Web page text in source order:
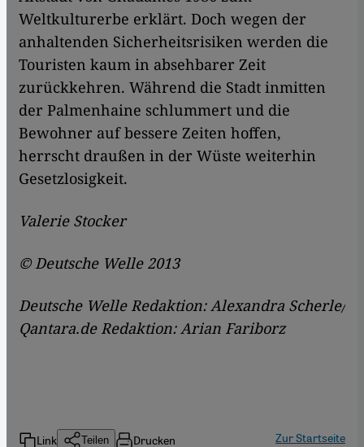
Weltkulturerbe erklärt. Doch wegen der
anhaltenden Sicherheitsrisiken werden die
Touristen kaum in absehbarer Zeit
zurückkehren. Während die Stadt inmitten
der Palmenhaine schlummert und die
Bewohner auf bessere Zeiten hoffen,
herrscht draußen in der Wüste weiterhin
Gesetzlosigkeit.
Valerie Stocker
© Deutsche Welle 2013
Deutsche Welle Redaktion: Alexandra Scherle/
Qantara.de Redaktion: Arian Fariborz
Link Teilen Drucken Zur Startseite